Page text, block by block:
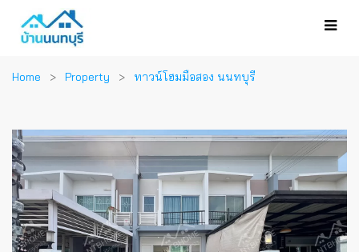
Home Property ทาวน์โฮมมือสอง นนทบุรี